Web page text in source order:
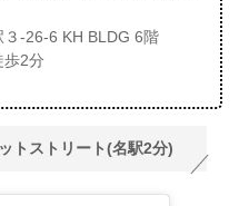
-26-6 KH BLDG 6階
歩2分
トストリート(名駅2分)